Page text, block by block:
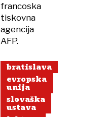
francoska
tiskovna
agencija
AFP.
bratislava
evropska
unija
slovaška
ustava